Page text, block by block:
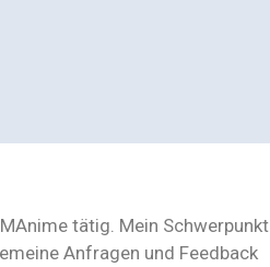
tätig. Mein Schwerpunkt
Anfragen und Feedback